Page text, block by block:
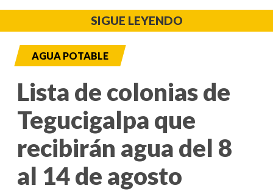
SIGUE LEYENDO
AGUA POTABLE
Lista de colonias de
Tegucigalpa que
recibirán agua del 8
al 14 de agosto